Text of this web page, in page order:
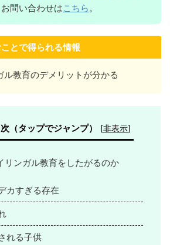
問い合わせはこちら。
とで得られる情報
ル教育のデメリットが分かる
（タップでジャンプ） [非表示]
リンガル教育をしたがるのか
カすぎる存在
れる子供